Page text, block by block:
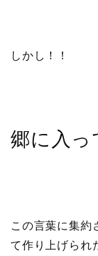
しかし！！
郷に入っ
この言葉に集約
て作り上げられ